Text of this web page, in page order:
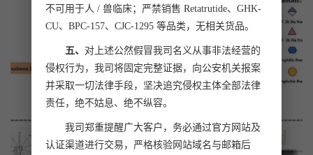
不可用于人 / 兽临床；严禁销售 Retatrutide、GHK-
CU、BPC-157、CJC-1295 等品类，无相关货品。
五、 对上述公然假冒我司名义从事非法经营的
侵权行为，我司将固定完整证据，向公安机关报案
并采取一切法律手段，坚决追究侵权主体全部法律
责任，绝不姑息、绝不纵容。
我司郑重提醒广大客户，务必通过官方网站及
认证渠道进行交易，严格核验网站域名与邮箱后